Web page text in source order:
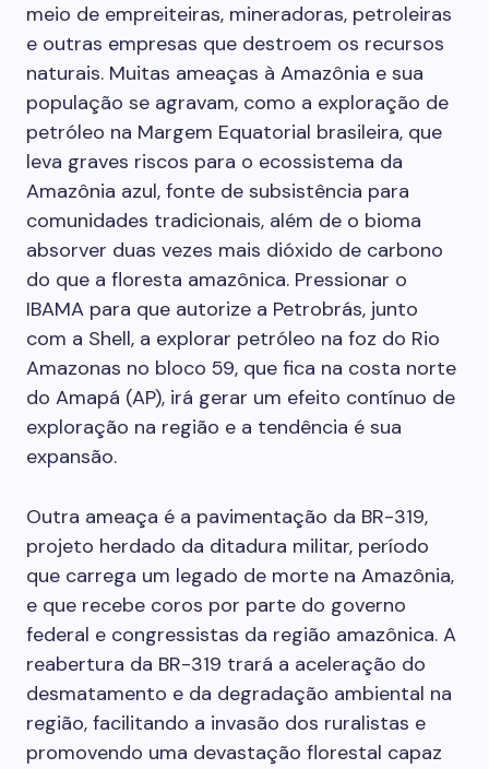
meio de empreiteiras, mineradoras, petroleiras
e outras empresas que destroem os recursos
naturais. Muitas ameaças à Amazônia e sua
população se agravam, como a exploração de
petróleo na Margem Equatorial brasileira, que
leva graves riscos para o ecossistema da
Amazônia azul, fonte de subsistência para
comunidades tradicionais, além de o bioma
absorver duas vezes mais dióxido de carbono
do que a floresta amazônica. Pressionar o
IBAMA para que autorize a Petrobrás, junto
com a Shell, a explorar petróleo na foz do Rio
Amazonas no bloco 59, que fica na costa norte
do Amapá (AP), irá gerar um efeito contínuo de
exploração na região e a tendência é sua
expansão.
Outra ameaça é a pavimentação da BR-319,
projeto herdado da ditadura militar, período
que carrega um legado de morte na Amazônia,
e que recebe coros por parte do governo
federal e congressistas da região amazônica. A
reabertura da BR-319 trará a aceleração do
desmatamento e da degradação ambiental na
região, facilitando a invasão dos ruralistas e
promovendo uma devastação florestal capaz